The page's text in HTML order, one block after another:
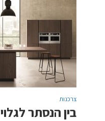
צרכנות
בין הנסתר לגלוי